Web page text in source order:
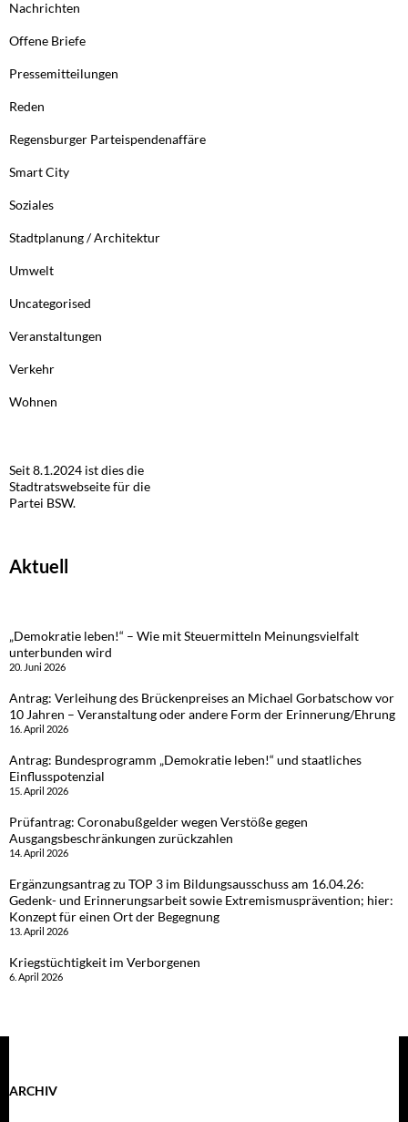
Nachrichten
Offene Briefe
Pressemitteilungen
Reden
Regensburger Parteispendenaffäre
Smart City
Soziales
Stadtplanung / Architektur
Umwelt
Uncategorised
Veranstaltungen
Verkehr
Wohnen
Seit 8.1.2024 ist dies die
Stadtratswebseite für die
Partei BSW.
Aktuell
„Demokratie leben!“ – Wie mit Steuermitteln Meinungsvielfalt
unterbunden wird
20. Juni 2026
Antrag: Verleihung des Brückenpreises an Michael Gorbatschow vor
10 Jahren – Veranstaltung oder andere Form der Erinnerung/Ehrung
16. April 2026
Antrag: Bundesprogramm „Demokratie leben!“ und staatliches
Einflusspotenzial
15. April 2026
Prüfantrag: Coronabußgelder wegen Verstöße gegen
Ausgangsbeschränkungen zurückzahlen
14. April 2026
Ergänzungsantrag zu TOP 3 im Bildungsausschuss am 16.04.26:
Gedenk- und Erinnerungsarbeit sowie Extremismusprävention; hier:
Konzept für einen Ort der Begegnung
13. April 2026
Kriegstüchtigkeit im Verborgenen
6. April 2026
ARCHIV